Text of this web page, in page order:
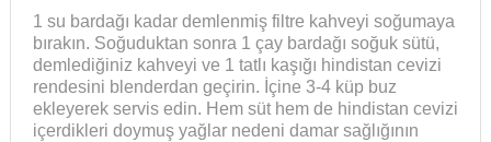
1 su bardağı kadar demlenmiş filtre kahveyi soğumaya
bırakın. Soğuduktan sonra 1 çay bardağı soğuk sütü,
demlediğiniz kahveyi ve 1 tatlı kaşığı hindistan cevizi
rendesini blenderdan geçirin. İçine 3-4 küp buz
ekleyerek servis edin. Hem süt hem de hindistan cevizi
içerdikleri doymuş yağlar nedeni damar sağlığının